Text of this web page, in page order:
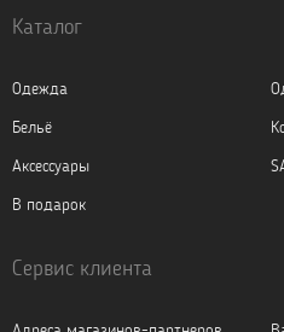
Каталог
Одежда
Бельё
Аксессуары
В подарок
Сервис клиента